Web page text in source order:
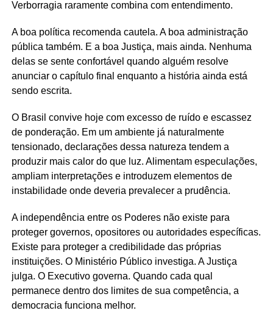
Verborragia raramente combina com entendimento.
A boa política recomenda cautela. A boa administração
pública também. E a boa Justiça, mais ainda. Nenhuma
delas se sente confortável quando alguém resolve
anunciar o capítulo final enquanto a história ainda está
sendo escrita.
O Brasil convive hoje com excesso de ruído e escassez
de ponderação. Em um ambiente já naturalmente
tensionado, declarações dessa natureza tendem a
produzir mais calor do que luz. Alimentam especulações,
ampliam interpretações e introduzem elementos de
instabilidade onde deveria prevalecer a prudência.
A independência entre os Poderes não existe para
proteger governos, opositores ou autoridades específicas.
Existe para proteger a credibilidade das próprias
instituições. O Ministério Público investiga. A Justiça
julga. O Executivo governa. Quando cada qual
permanece dentro dos limites de sua competência, a
democracia funciona melhor.